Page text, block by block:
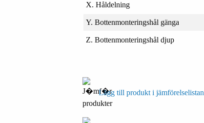
X. Håldelning
Y. Bottenmonteringshål gänga
Z. Bottenmonteringshål djup
Lägg till produkt i jämförelselistan